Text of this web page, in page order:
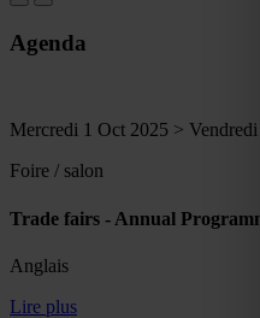
Agenda
Mercredi 1 Oct 2025 >
Foire / salon
Trade fairs - Annual
Anglais
Lire plus